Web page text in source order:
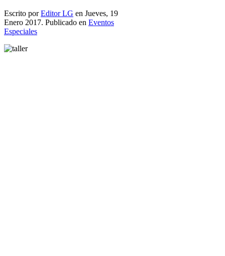
Escrito porEditor LG en Jueves, 19
Enero 2017. Publicado en Eventos
Especiales